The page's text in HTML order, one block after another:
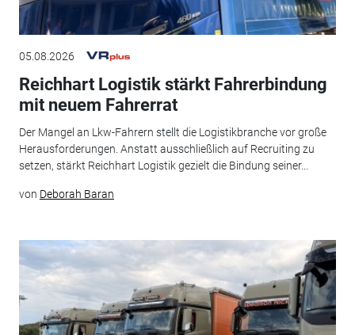
05.08.2026
Reichhart Logistik stärkt Fahrerbindung
mit neuem Fahrerrat
Der Mangel an Lkw-Fahrern stellt die Logistikbranche vor große
Herausforderungen. Anstatt ausschließlich auf Recruiting zu
setzen, stärkt Reichhart Logistik gezielt die Bindung seiner...
von Deborah Baran